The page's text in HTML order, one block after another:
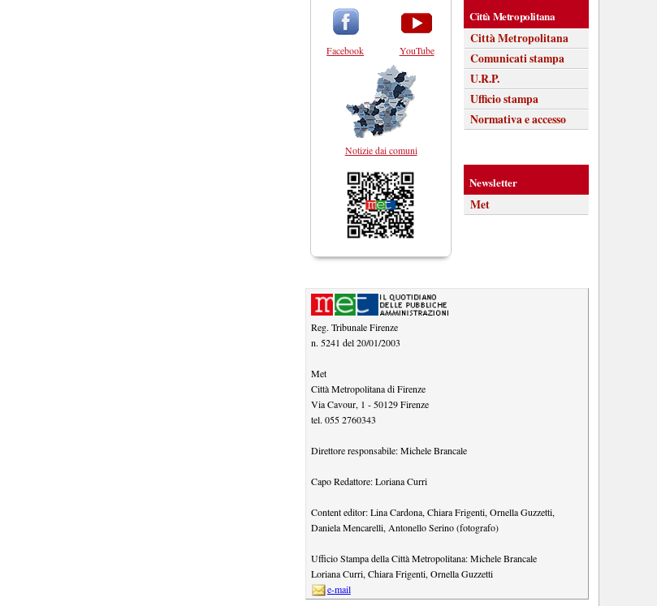
Facebook YouTube
Notizie dai comuni
Città Metropolitana
Città Metropolitana
Comunicati stampa
U.R.P.
Ufficio stampa
Normativa e accesso
Newsletter
Met
Reg. Tribunale Firenze
n. 5241 del 20/01/2003
Met
Città Metropolitana di Firenze
Via Cavour, 1 - 50129 Firenze
tel. 055 2760343
Direttore responsabile:Michele Brancale
Capo Redattore:Loriana Curri
Content editor:Lina Cardona, Chiara Frigenti, Ornella Guzzetti,
Daniela Mencarelli, Antonello Serino (fotografo)
Ufficio Stampa della Città Metropolitana:Michele Brancale
Loriana Curri, Chiara Frigenti, Ornella Guzzetti
e-mail